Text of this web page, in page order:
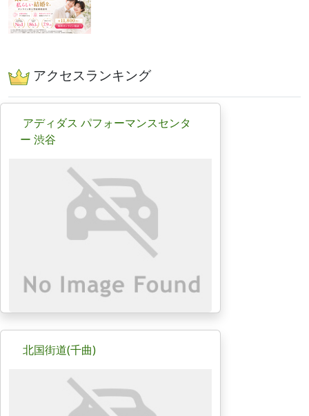
アクセスランキング
アディダス パフォーマンスセンタ
ー 渋谷
北国街道(千曲)